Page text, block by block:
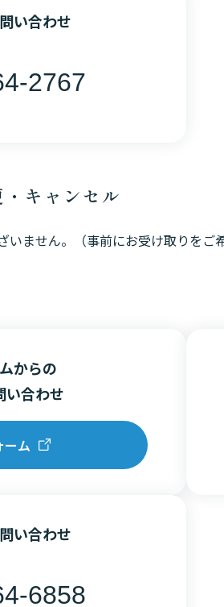
い合わせ
2767
キャンセル
ません。（事前にお受け取りをご
からの
い合わせ
ム
い合わせ
6858